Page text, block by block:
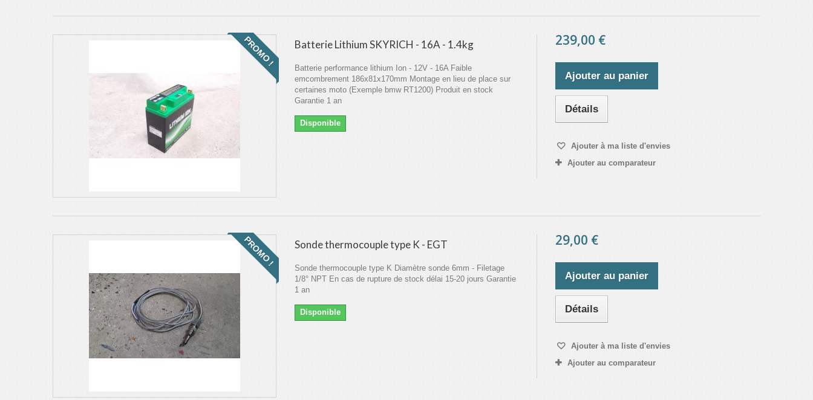
PROMO ! Batterie Lithium SKYRICH - 16A - 1.4kg
Batterie performance lithium Ion - 12V - 16A Faible
emcombrement 186x81x170mm Montage en lieu de place sur
certaines moto (Exemple bmw RT1200) Produit en stock
Garantie 1 an
Disponible
239,00 €
Ajouter au panier
Détails
Ajouter à ma liste d'envies
Ajouter au comparateur
PROMO ! Sonde thermocouple type K - EGT
Sonde thermocouple type K Diamètre sonde 6mm - Filetage
1/8° NPT En cas de rupture de stock délai 15-20 jours Garantie
1 an
Disponible
29,00 €
Ajouter au panier
Détails
Ajouter à ma liste d'envies
Ajouter au comparateur